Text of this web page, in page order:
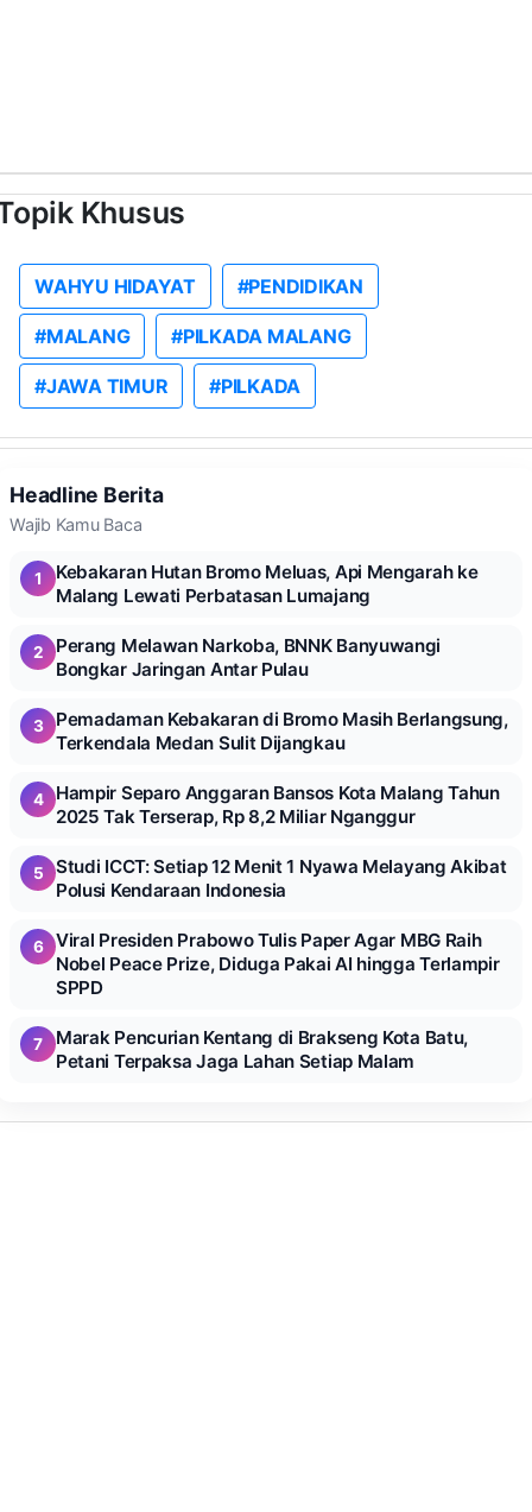
Khusus
WAHYU HIDAYAT #PENDIDIKAN
#MALANG #PILKADA MALANG
#JAWA TIMUR #PILKADA
Headline Berita
Wajib Kamu Baca
1
Kebakaran Hutan Bromo Meluas, Api Mengarah ke
Malang Lewati Perbatasan Lumajang
2
Perang Melawan Narkoba, BNNK Banyuwangi
Bongkar Jaringan Antar Pulau
3
Pemadaman Kebakaran di Bromo Masih Berlangsung,
Terkendala Medan Sulit Dijangkau
4
Hampir Separo Anggaran Bansos Kota Malang Tahun
2025 Tak Terserap, Rp 8,2 Miliar Nganggur
5
Studi ICCT: Setiap 12 Menit 1 Nyawa Melayang Akibat
Polusi Kendaraan Indonesia
6
Viral Presiden Prabowo Tulis Paper Agar MBG Raih
Nobel Peace Prize, Diduga Pakai AI hingga Terlampir
SPPD
7
Marak Pencurian Kentang di Brakseng Kota Batu,
Petani Terpaksa Jaga Lahan Setiap Malam